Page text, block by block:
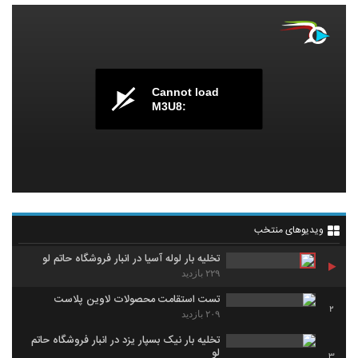
Cannot load
M3U8:
ویدیوهای منتخب
تخلیه بار لوله آسیا در انبار فروشگاه حاتم لو
۲۲۹ بازدید
2
تست استقامت محصولات لاوین پلاست
۲۰۹ بازدید
3
تخلیه بار نیک بسپار یزد در انبار فروشگاه حاتم
لو